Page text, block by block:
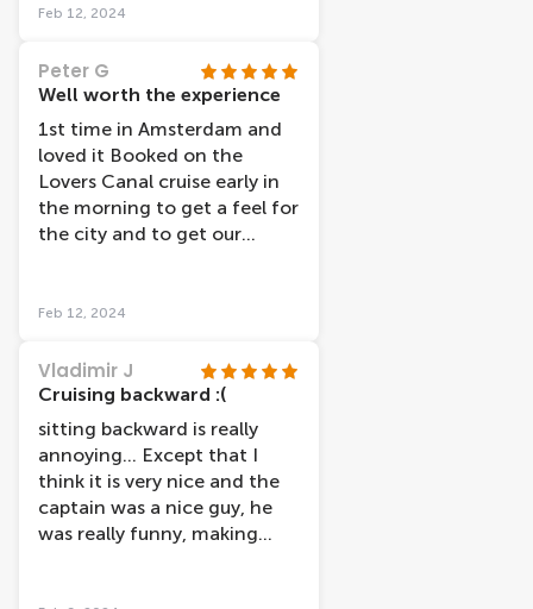
boat even left a little early
would definitely recommend
it!
knowledge of the area, he
and they were also lovely.
The facilties were clean. If I
hadn't have had the I
amsterdam card I would
have still paid what the price
was (which I think is
reasonable).
Feb 12, 2024
Peter G
Well worth the experience
1st time in Amsterdam and
loved it Booked on the
Lovers Canal cruise early in
the morning to get a feel for
the city and to get our
and the comentry was good
Feb 12, 2024
Vladimir J
Cruising backward :(
sitting backward is really
annoying... Except that I
think it is very nice and the
captain was a nice guy, he
was really funny, making